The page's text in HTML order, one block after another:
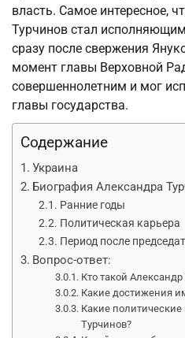
власть. Самое интересное,
Турчинов стал
сразу после свержения
момент главы Верховной
совершеннолетним и мог
главы государства.
Содержание
Украина
Биография Александра
Ранние годы
Политическая карьера
Период после
Вопрос-ответ:
Кто такой
Какие достижения
Какие
Турчинов?